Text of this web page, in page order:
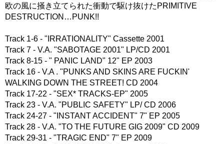
欧の風に掻き立てられた衝動で駆け抜けたPRIMITIVE
DESTRUCTION…PUNK!!
Track 1-6 - "IRRATIONALITY" Cassette 2001
Track 7 - V.A. "SABOTAGE 2001" LP/CD 2001
Track 8-15 - " PANIC LAND" 12" EP 2003
Track 16 - V.A . "PUNKS AND SKINS ARE FUCKIN'
WALKING DOWN THE STREET! CD 2004
Track 17-22 - "SEX* TRACKS-EP" 2005
Track 23 - V.A. "PUBLIC SAFETY" LP/ CD 2006
Track 24-27 - "INSTANT ACCIDENT" 7" EP 2005
Track 28 - V.A. "TO THE FUTURE GIG 2009" CD 2009
Track 29-31 - "TRAGIC END" 7" EP 2009